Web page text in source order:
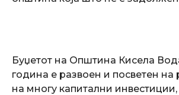
Буџетот на Општина Кисела
година е развоен и посветен на
на многу капитални